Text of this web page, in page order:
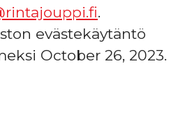
.
evästekäytäntö
October 26, 2023.